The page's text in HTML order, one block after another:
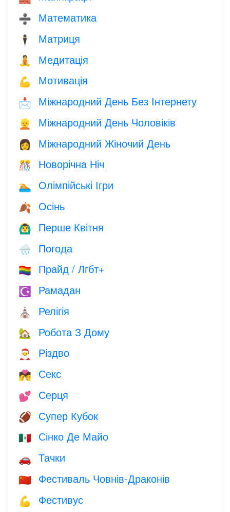
➗ Математика
🕴️ Матриця
🧘 Медитація
💪 Мотивація
📩 Міжнародний День Без Інтернету
👱 Міжнародний День Чоловіків
👩 Міжнародний Жіночий День
🎊 Новорічна Ніч
🏊 Олімпійські Ігри
🍂 Осінь
🙆‍♂️ Перше Квітня
🌧 Погода
🏳️‍🌈 Прайд / Лгбт+
☪️ Рамадан
⛪️ Релігія
🏡 Робота З Дому
🎅 Різдво
💏 Секс
💕 Серця
🏈 Супер Кубок
🇲🇽 Сінко Де Майо
🚗 Тачки
🇨🇳 Фестиваль Човнів-Драконів
💪 Фестивус